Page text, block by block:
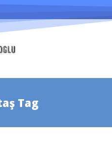
Tag